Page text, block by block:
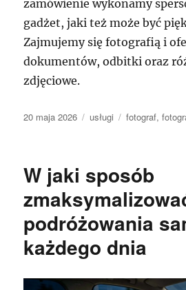
zamówienie wykonamy
gadżet, jaki też może być
Zajmujemy się fotografią i
dokumentów, odbitki oraz
zdjęciowe.
Data
20 maja 2026 Kategorie
usługi Tagi
fotograf,
W jaki sposób
podróżowania
każdego dnia